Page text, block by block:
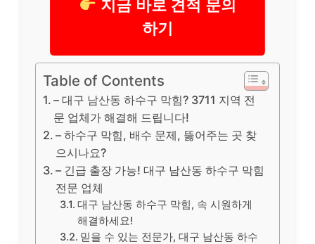
지금 바로 견적 문의
하기
Table of Contents
– 대구 남산동 하수구 막힘? 3711 지역 전
문 업체가 해결해 드립니다!
– 하수구 막힘, 배수 문제, 뚫어주는 곳 찾
으시나요?
– 긴급 출장 가능! 대구 남산동 하수구 막힘
전문 업체
대구 남산동 하수구 막힘, 속 시원하게
해결하세요!
믿을 수 있는 전문가, 대구 남산동 하수